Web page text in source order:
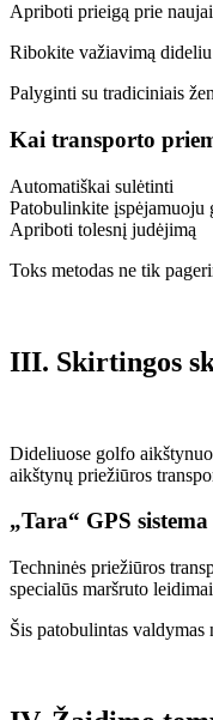
Apriboti prieigą prie
Ribokite važiavimą
Palyginti su tradiciniais
Kai transporto
Automatiškai sulėtinti
Patobulinkite įspėjamuoju
Apriboti tolesnį judėjimą
Toks metodas ne tik
III. Skirtingos
Dideliuose golfo
aikštynų priežiūros
„Tara“ GPS
Techninės priežiūros
specialūs maršruto
Šis patobulintas